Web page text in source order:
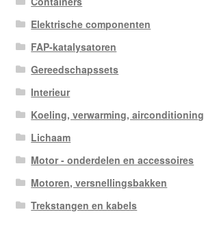
Elektrische componenten
FAP-katalysatoren
Gereedschapssets
Interieur
Koeling, verwarming, airconditioning
Lichaam
Motor - onderdelen en accessoires
Motoren, versnellingsbakken
Trekstangen en kabels